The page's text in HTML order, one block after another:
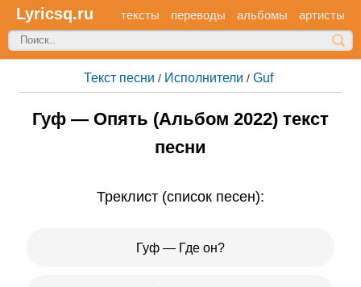
Lyricsq.ru тексты переводы альбомы артисты
Текст песни / Исполнители / Guf
Гуф — Опять (Альбом 2022) текст
песни
Треклист (список песен):
Гуф — Где он?